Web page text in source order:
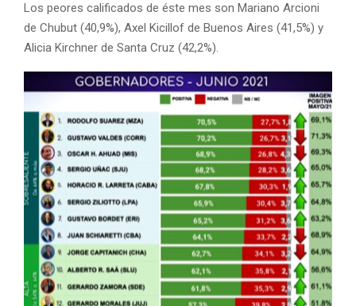
Los peores calificados de éste mes son Mariano Arcioni
de Chubut (40,9%), Axel Kicillof de Buenos Aires (41,5%) y
Alicia Kirchner de Santa Cruz (42,2%).